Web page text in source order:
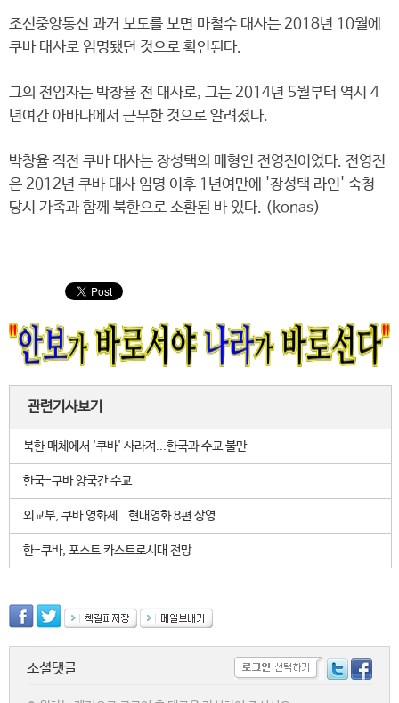
조선중앙통신 과거 보도를 보면 마철수 대사는 2018년 10월에
쿠바 대사로 임명됐던 것으로 확인된다.
그의 전임자는 박창율 전 대사로, 그는 2014년 5월부터 역시 4
년여간 아바나에서 근무한 것으로 알려졌다.
박창율 직전 쿠바 대사는 장성택의 매형인 전영진이었다. 전영진
은 2012년 쿠바 대사 임명 이후 1년여만에 '장성택 라인' 숙청
당시 가족과 함께 북한으로 소환된 바 있다. (konas)
관련기사보기
북한 매체에서 '쿠바' 사라져...한국과 수교 불만
한국-쿠바 양국간 수교
외교부, 쿠바 영화제...현대영화 8편 상영
한-쿠바, 포스트 카스트로시대 전망
소셜댓글